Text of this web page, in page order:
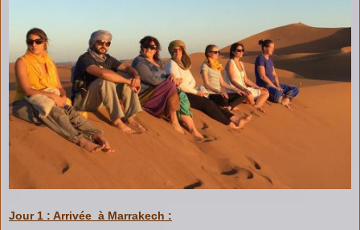
Jour 1 : Arrivée à Marrakech :